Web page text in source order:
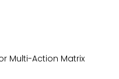
Multi-Action Matrix